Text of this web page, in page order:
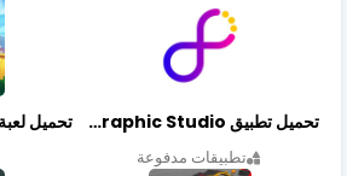
تحميل تطبيق Graphic Studio مهكر أخر إصدار
تطبيقات مدفوعة